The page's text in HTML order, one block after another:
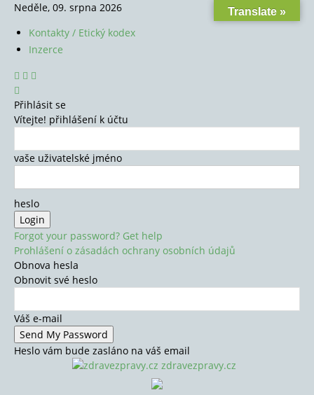
Neděle, 09. srpna 2026
Kontakty / Etický kodex
Inzerce
Přihlásit se
Vítejte! přihlášení k účtu
vaše uživatelské jméno
heslo
Forgot your password? Get help
Prohlášení o zásadách ochrany osobních údajů
Obnova hesla
Obnovit své heslo
Váš e-mail
Heslo vám bude zasláno na váš email
zdravezpravy.cz
Translate »